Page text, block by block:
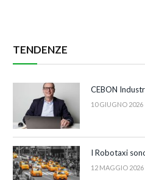
TENDENZE
CEBON
10 GIUGNO 2026
I Robotaxi
12 MAGGIO 2026